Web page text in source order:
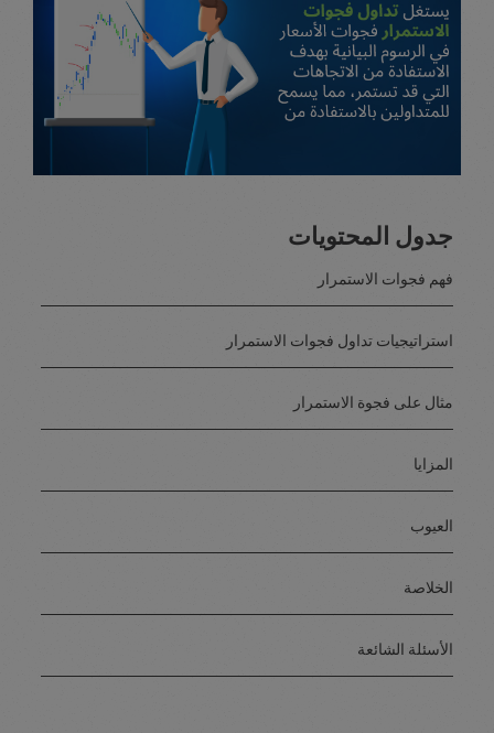
جدول المحتويات
فهم فجوات الاستمرار
استراتيجيات تداول فجوات الاستمرار
مثال على فجوة الاستمرار
المزايا
العيوب
الخلاصة
الأسئلة الشائعة